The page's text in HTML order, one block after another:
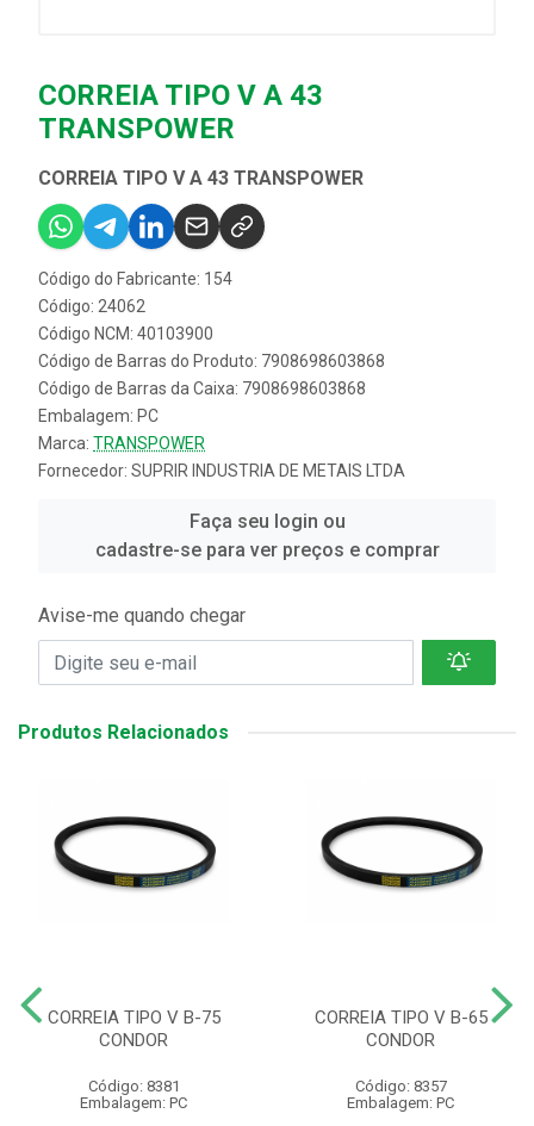
CORREIA TIPO V A 43
TRANSPOWER
CORREIA TIPO V A 43 TRANSPOWER
Código do Fabricante: 154
Código: 24062
Código NCM: 40103900
Código de Barras do Produto: 7908698603868
Código de Barras da Caixa: 7908698603868
Embalagem: PC
Marca: TRANSPOWER
Fornecedor: SUPRIR INDUSTRIA DE METAIS LTDA
Faça seu login ou
cadastre-se para ver preços e comprar
Avise-me quando chegar
Produtos Relacionados
CORREIA TIPO V B-75
CONDOR
Código: 8381
Embalagem: PC
CORREIA TIPO V B-65
CONDOR
Código: 8357
Embalagem: PC